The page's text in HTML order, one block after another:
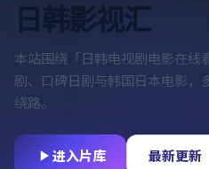
日韩影视汇
本站围绕「日韩电视剧电影在线
剧、口碑日剧与韩国日本电影，
绕路。
进入片库 最新更新